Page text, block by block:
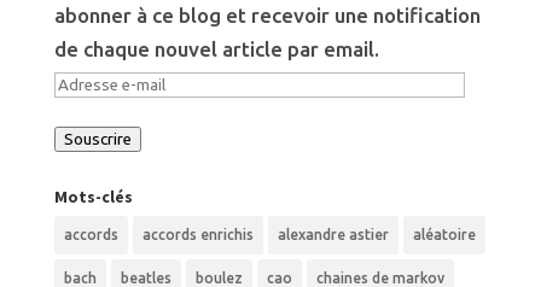
abonner à ce blog et recevoir une notification
de chaque nouvel article par email.
Adresse
mail
Souscrire
Mots-clés
accords accords enrichis alexandre astier aléatoire
bach beatles boulez cao chaines de markov